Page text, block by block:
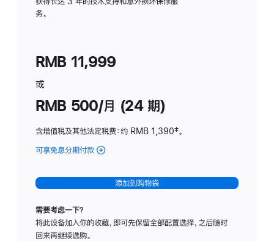
务。
RMB 11,999
或
RMB 500/月 (24 期)
含增值税及其他法定税费：约 RMB 1,390脚
‡。
可享免息分期付款 (Studio
-
标
璃
添加到购物袋
需要考虑一下？
将此设备加入你的收藏，即可先保留全部配置选择，之后随时
回来再继续选购。